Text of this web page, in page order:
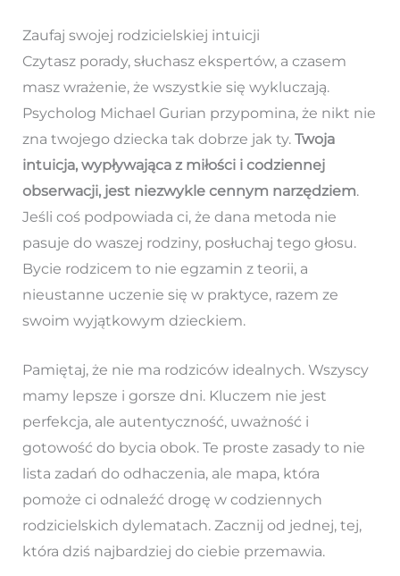
Zaufaj swojej rodzicielskiej intuicji
Czytasz porady, słuchasz ekspertów, a czasem
masz wrażenie, że wszystkie się wykluczają.
Psycholog Michael Gurian przypomina, że nikt nie
zna twojego dziecka tak dobrze jak ty. Twoja
intuicja, wypływająca z miłości i codziennej
obserwacji, jest niezwykle cennym narzędziem.
Jeśli coś podpowiada ci, że dana metoda nie
pasuje do waszej rodziny, posłuchaj tego głosu.
Bycie rodzicem to nie egzamin z teorii, a
nieustanne uczenie się w praktyce, razem ze
swoim wyjątkowym dzieckiem.
Pamiętaj, że nie ma rodziców idealnych. Wszyscy
mamy lepsze i gorsze dni. Kluczem nie jest
perfekcja, ale autentyczność, uważność i
gotowość do bycia obok. Te proste zasady to nie
lista zadań do odhaczenia, ale mapa, która
pomoże ci odnaleźć drogę w codziennych
rodzicielskich dylematach. Zacznij od jednej, tej,
która dziś najbardziej do ciebie przemawia.